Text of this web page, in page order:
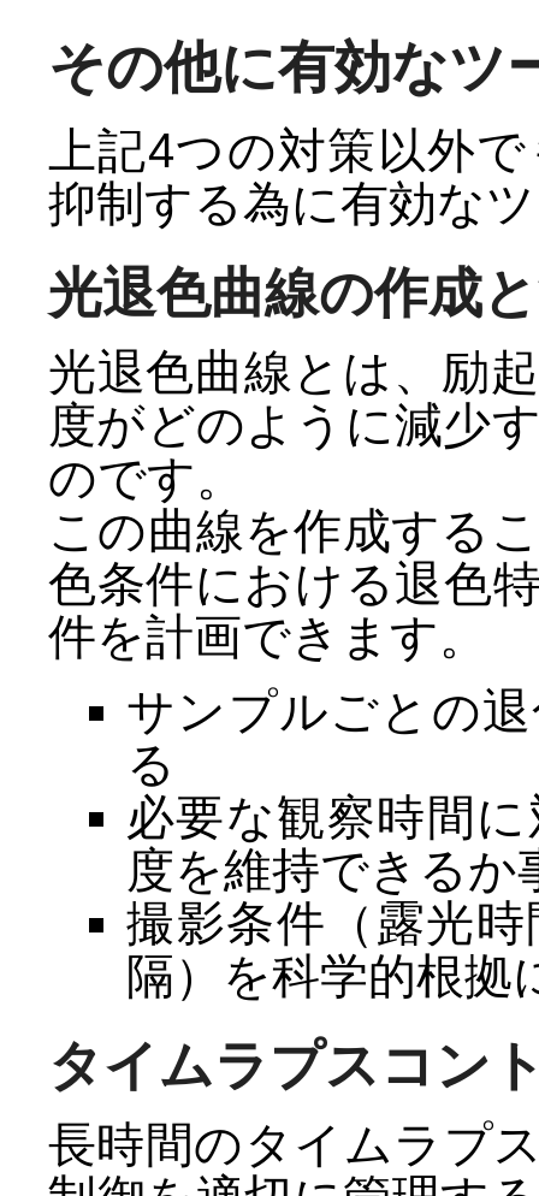
その他に有効なツ
上記4つの対策以外
抑制する為に有効な
光退色曲線の作成
光退色曲線とは、励
度がどのように減少
のです。
この曲線を作成する
色条件における退色
件を計画できます。
サンプルごとの
る
必要な観察時間
度を維持できるか
撮影条件（露光
隔）を科学的根拠
タイムラプスコン
長時間のタイムラプ